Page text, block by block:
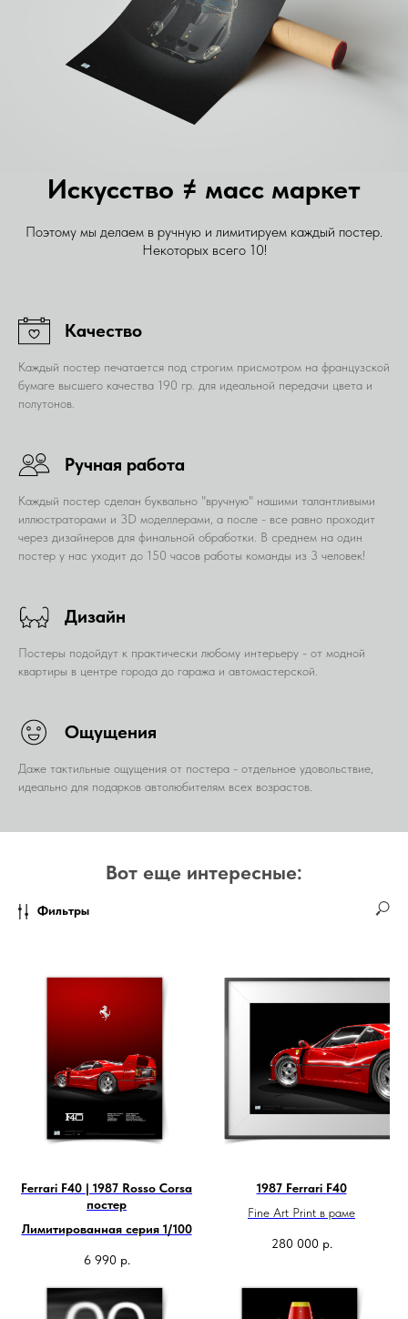
Искусство ≠ масс маркет
Поэтому мы делаем в ручную и лимитируем каждый постер.
Некоторых всего 10!
Качество
Каждый постер печатается под строгим присмотром на французской
бумаге высшего качества 190 гр. для идеальной передачи цвета и
полутонов.
Ручная работа
Каждый постер сделан буквально "вручную" нашими талантливыми
иллюстраторами и 3D моделлерами, а после - все равно проходит
через дизайнеров для финальной обработки. В среднем на один
постер у нас уходит до 150 часов работы команды из 3 человек!
Дизайн
Постеры подойдут к практически любому интерьеру - от модной
квартиры в центре города до гаража и автомастерской.
Ощущения
Даже тактильные ощущения от постера - отдельное удовольствие,
идеально для подарков автолюбителям всех возрастов.
Вот еще интересные:
Фильтры
Ferrari F40 | 1987 Rosso Corsa
постер
Лимитированная серия 1/100
6 990 р.
1987 Ferrari F40
Fine Art Print в раме
280 000 р.